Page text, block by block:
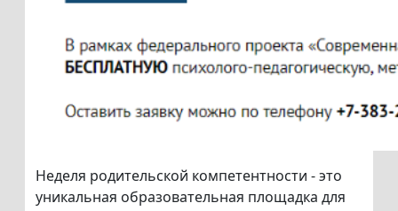
Неделя родительской компетентности - это
уникальная образовательная площадка для